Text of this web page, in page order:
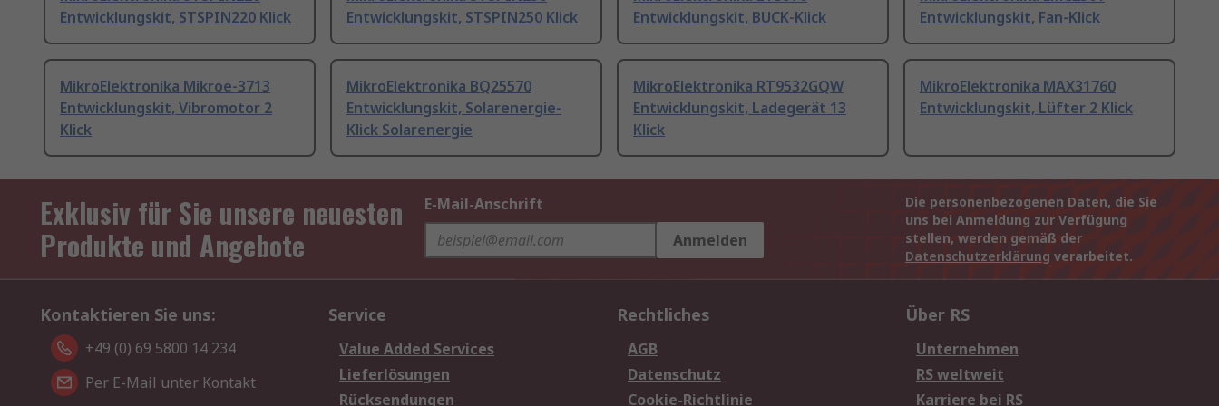
Entwicklungskit, STSPIN220 Klick
Entwicklungskit, STSPIN250 Klick
Entwicklungskit, BUCK-Klick
Entwicklungskit, Fan-Klick
MikroElektronika Mikroe-3713
Entwicklungskit, Vibromotor 2
Klick
MikroElektronika BQ25570
Entwicklungskit, Solarenergie-
Klick Solarenergie
MikroElektronika RT9532GQW
Entwicklungskit, Ladegerät 13
Klick
MikroElektronika MAX31760
Entwicklungskit, Lüfter 2 Klick
Exklusiv für Sie unsere neuesten
Produkte und Angebote
E-Mail-Anschrift
Anmelden
Die personenbezogenen Daten, die Sie
uns bei Anmeldung zur Verfügung
stellen, werden gemäß der
Datenschutzerklärung verarbeitet.
Kontaktieren Sie uns:
+49 (0) 69 5800 14 234
Per E-Mail unter Kontakt
Service
Value Added Services
Lieferlösungen
Rücksendungen
Rechtliches
AGB
Datenschutz
Cookie-Richtlinie
Über RS
Unternehmen
RS weltweit
Karriere bei RS